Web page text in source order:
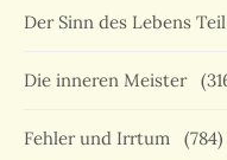
Der Sinn des Lebens
Die inneren Meister
Fehler und Irrtum (784)